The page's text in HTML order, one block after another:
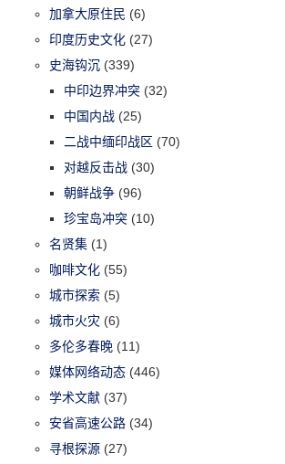
加拿大原住民 (6)
印度历史文化 (27)
史海钩沉 (339)
中印边界冲突 (32)
中国内战 (25)
二战中缅印战区 (70)
对越反击战 (30)
朝鲜战争 (96)
珍宝岛冲突 (10)
名贤集 (1)
咖啡文化 (55)
城市探索 (5)
城市火灾 (6)
多伦多春晚 (11)
媒体网络动态 (446)
学术文献 (37)
安省高速公路 (34)
寻根探源 (27)